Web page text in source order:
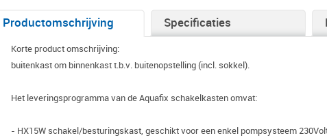
Productomschrijving Specificaties
Korte product omschrijving:
buitenkast om binnenkast t.b.v. buitenopstelling (incl. sokkel).
Het leveringsprogramma van de Aquafix schakelkasten omvat:
- HX15W schakel/besturingskast, geschikt voor een enkel pompsysteem